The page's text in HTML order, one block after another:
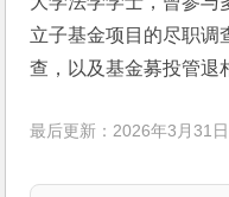
立子基金项目的尽职调
查，以及基金募投管退
最后更新：2026年3月31日